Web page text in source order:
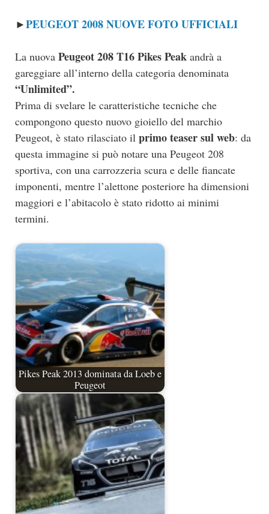
►PEUGEOT 2008 NUOVE FOTO UFFICIALI
La nuova Peugeot 208 T16 Pikes Peak andrà a
gareggiare all’interno della categoria denominata
“Unlimited”.
Prima di svelare le caratteristiche tecniche che
compongono questo nuovo gioiello del marchio
Peugeot, è stato rilasciato il primo teaser sul web: da
questa immagine si può notare una Peugeot 208
sportiva, con una carrozzeria scura e delle fiancate
imponenti, mentre l’alettone posteriore ha dimensioni
maggiori e l’abitacolo è stato ridotto ai minimi
termini.
Pikes Peak 2013 dominata da Loeb e
Peugeot